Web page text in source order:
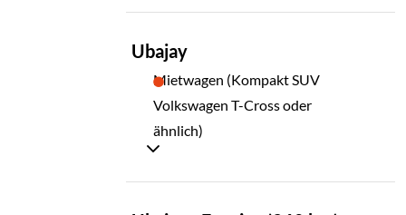
Ubajay
Mietwagen (Kompakt SUV
Volkswagen T-Cross oder
ähnlich)